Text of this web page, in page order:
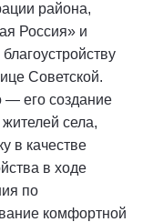
района,
Россия» и
Советской.
— его создание
села,
в качестве
в ходе
по
комфортной